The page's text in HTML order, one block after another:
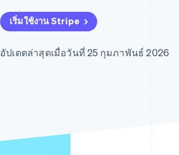
เริ่มใช้งาน Stripe
อัปเดตล่าสุดเมื่อวันที่ 25 กุมภาพันธ์ 2026